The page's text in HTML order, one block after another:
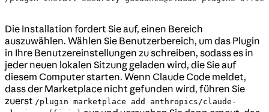
Die Installation fordert Sie auf, einen Bereich
auszuwählen. Wählen Sie Benutzerbereich, um das Plugin
in Ihre Benutzereinstellungen zu schreiben, sodass es in
jeder neuen lokalen Sitzung geladen wird, die Sie auf
diesem Computer starten. Wenn Claude Code meldet,
dass der Marketplace nicht gefunden wird, führen Sie
zuerst /plugin marketplace add anthropics/claude-